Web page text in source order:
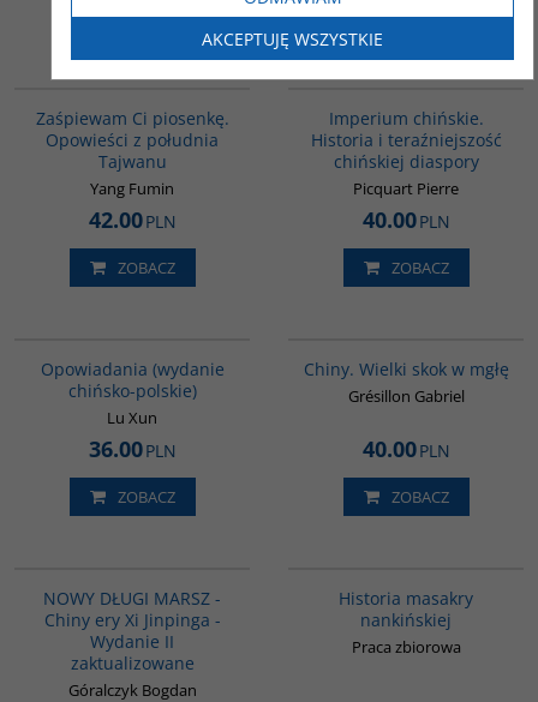
ZOBACZ ZOBACZ
Zaśpiewam Ci piosenkę.
Opowieści z południa
Tajwanu
Yang Fumin
42.00PLN
ZOBACZ
Imperium chińskie.
Historia i teraźniejszość
chińskiej diaspory
Picquart Pierre
40.00PLN
ZOBACZ
Opowiadania (wydanie
chińsko-polskie)
Lu Xun
36.00PLN
ZOBACZ
Chiny. Wielki skok w mgłę
Grésillon Gabriel
40.00PLN
ZOBACZ
NOWY DŁUGI MARSZ -
Chiny ery Xi Jinpinga -
Wydanie II
zaktualizowane
Góralczyk Bogdan
Historia masakry
nankińskiej
Praca zbiorowa
AKCEPTUJĘ WSZYSTKIE